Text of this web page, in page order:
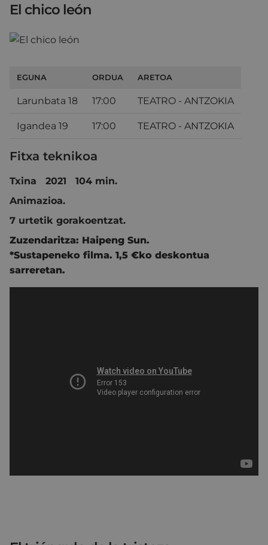
El chico león
EGUNA ORDUA ARETOA
Larunbata 18 17:00 TEATRO - ANTZOKIA
Igandea 19 17:00 TEATRO - ANTZOKIA
Fitxa teknikoa
Txina 2021 104 min.
Animazioa.
7 urtetik gorakoentzat.
Zuzendaritza: Haipeng Sun.
*Sustapeneko filma. 1,5 €ko deskontua
sarreretan.